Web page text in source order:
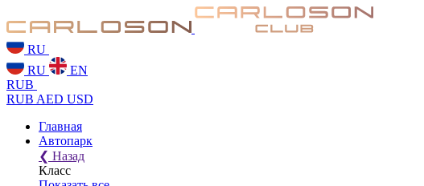
RU
RU
EN
RUB
RUB AED USD
Главная
Автопарк
❮ Назад
Класс